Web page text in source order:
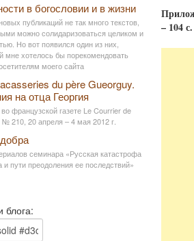
– 104 с.
в богословии и в жизни
публикаций не так много текстов,
можно солидаризоваться целиком и
Но вот появился один из них,
мне хотелось бы порекомендовать
моего сайта
du père Gueorguy.
на отца Георгия
французской газете Le Courrier de
№ 210, 20 апреля – 4 мая 2012 г.
семинара «Русская катастрофа
и пути преодоления ее последствий»
блога: